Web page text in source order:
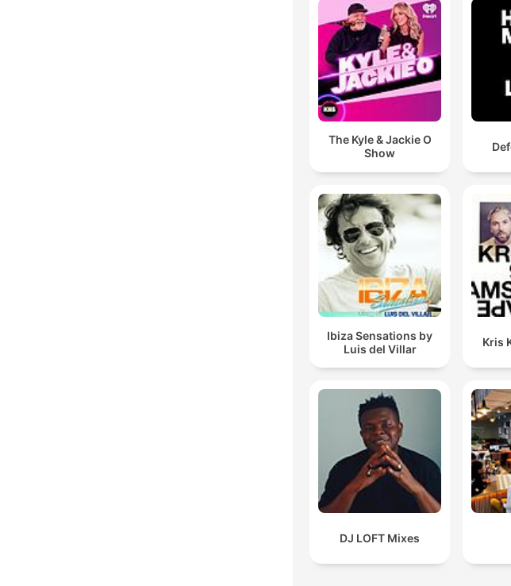
The Kyle & Jackie O
Show
Ibiza Sensations by
Luis del Villar
Kris
DJ LOFT Mixes